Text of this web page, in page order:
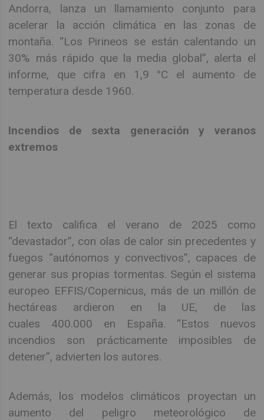
Andorra, lanza un llamamiento conjunto para
acelerar la acción climática en las zonas de
montaña. “Los Pirineos se están calentando un
30% más rápido que la media global”, alerta el
informe, que cifra en 1,9 °C el aumento de
temperatura desde 1960.
Incendios de sexta generación y veranos
extremos
El texto califica el verano de 2025 como
“devastador”, con olas de calor sin precedentes y
fuegos “autónomos y convectivos”, capaces de
generar sus propias tormentas. Según el sistema
europeo EFFIS/Copernicus, más de un millón de
hectáreas ardieron en la UE, de las
cuales 400.000 en España. “Estos nuevos
incendios son prácticamente imposibles de
detener”, advierten los autores.
Además, los modelos climáticos proyectan un
aumento del peligro meteorológico de